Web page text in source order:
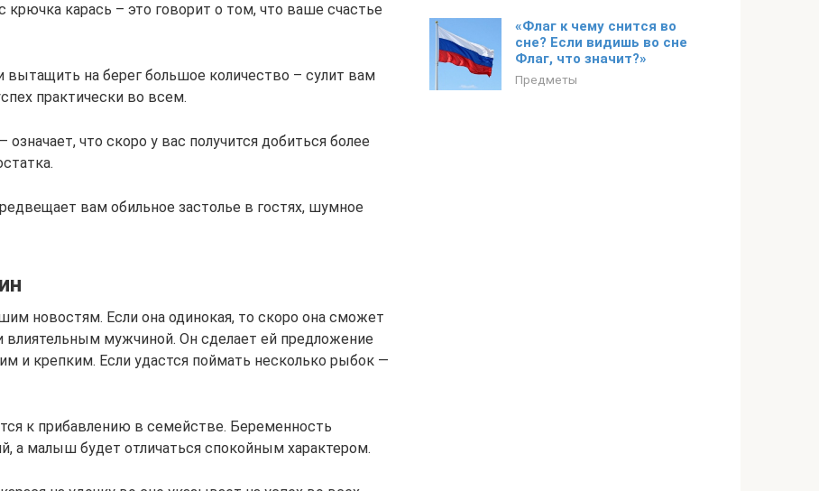
крючка карась – это говорит о том, что ваше счастье
на берег большое количество – сулит вам
практически во всем.
что скоро у вас получится добиться более
вам обильное застолье в гостях, шумное
новостям. Если она одинокая, то скоро она сможет
влиятельным мужчиной. Он сделает ей предложение
и крепким. Если удастся поймать несколько рыбок —
к прибавлению в семействе. Беременность
а малыш будет отличаться спокойным характером.
«Флаг к чему снится во
сне? Если видишь во сне
Флаг, что значит?»
Предметы